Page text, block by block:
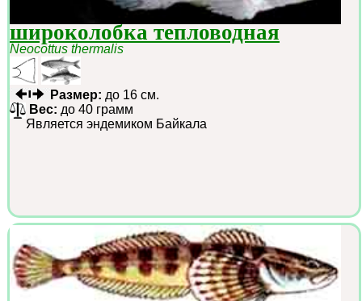
широколобка тепловодная
Neocottus thermalis
Размер: до 16 см.
Вес: до 40 грамм
Является эндемиком Байкала